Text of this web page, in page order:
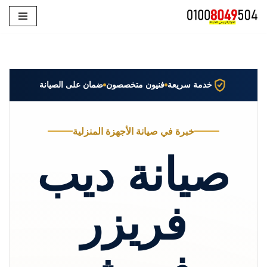
خدمة سريعة فنيون متخصصون ضمان على الصيانة
خبرة في صيانة الأجهزة المنزلية
صيانة ديب
فريزر